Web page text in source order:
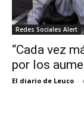
Redes Sociales Alert
“Cada vez
por los
El diario de Leuco -